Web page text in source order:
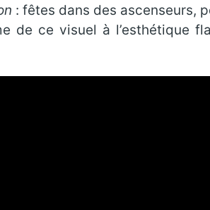
: fêtes dans des ascenseurs,
de ce visuel à l’esthétique